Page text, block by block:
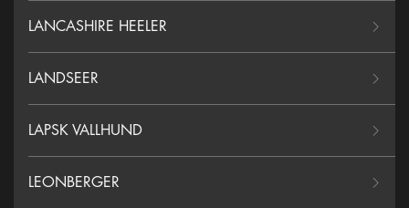
LANCASHIRE HEELER
LANDSEER
LAPSK VALLHUND
LEONBERGER